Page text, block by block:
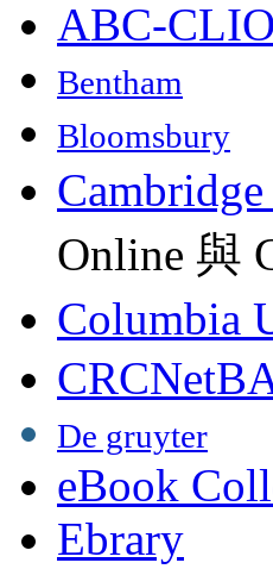
ABC-
Bentham
Bloomsbury
Online 與
Columbia
De gruyter
eBook
Ebrary